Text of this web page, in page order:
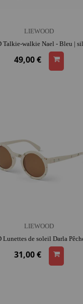
LIEWOOD
49,00 €
LIEWOOD
31,00 €